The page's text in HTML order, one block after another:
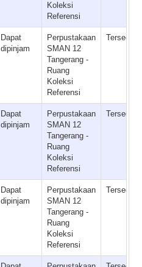
Koleksi
Referensi
Dapat
dipinjam
Perpustakaan
SMAN 12
Tangerang -
Ruang
Koleksi
Referensi
Tersedia
Dapat
dipinjam
Perpustakaan
SMAN 12
Tangerang -
Ruang
Koleksi
Referensi
Tersedia
Dapat
dipinjam
Perpustakaan
SMAN 12
Tangerang -
Ruang
Koleksi
Referensi
Tersedia